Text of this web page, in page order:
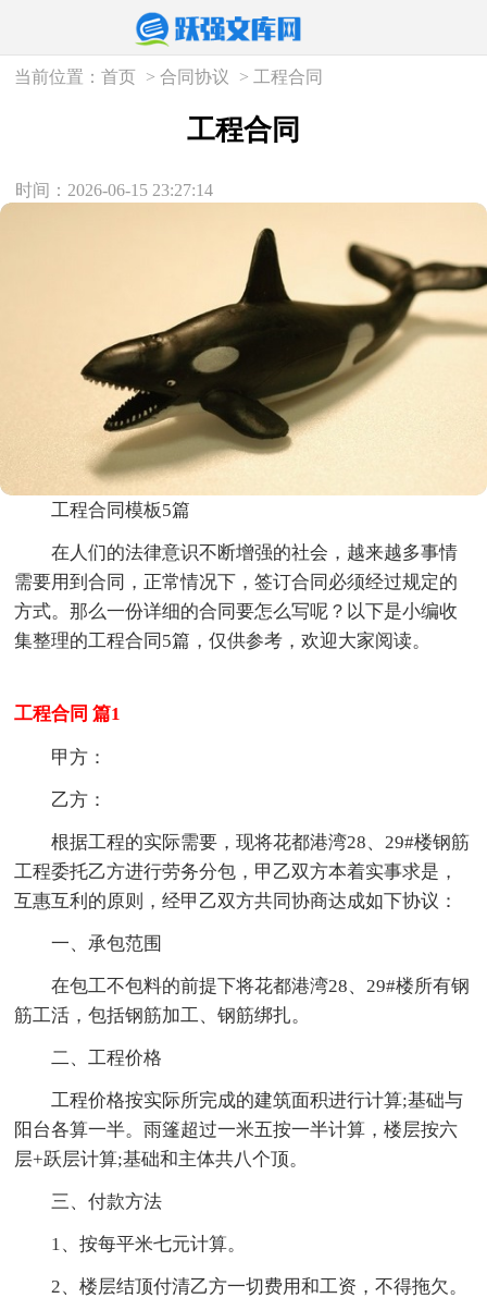
当前位置：首页 >合同协议 > 工程合同
工程合同
时间：2026-06-15 23:27:14
工程合同模板5篇
在人们的法律意识不断增强的社会，越来越多事情
需要用到合同，正常情况下，签订合同必须经过规定的
方式。那么一份详细的合同要怎么写呢？以下是小编收
集整理的工程合同5篇，仅供参考，欢迎大家阅读。
工程合同 篇1
甲方：
乙方：
根据工程的实际需要，现将花都港湾28、29#楼钢筋
工程委托乙方进行劳务分包，甲乙双方本着实事求是，
互惠互利的原则，经甲乙双方共同协商达成如下协议：
一、承包范围
在包工不包料的前提下将花都港湾28、29#楼所有钢
筋工活，包括钢筋加工、钢筋绑扎。
二、工程价格
工程价格按实际所完成的建筑面积进行计算;基础与
阳台各算一半。雨篷超过一米五按一半计算，楼层按六
层+跃层计算;基础和主体共八个顶。
三、付款方法
1、按每平米七元计算。
2、楼层结顶付清乙方一切费用和工资，不得拖欠。